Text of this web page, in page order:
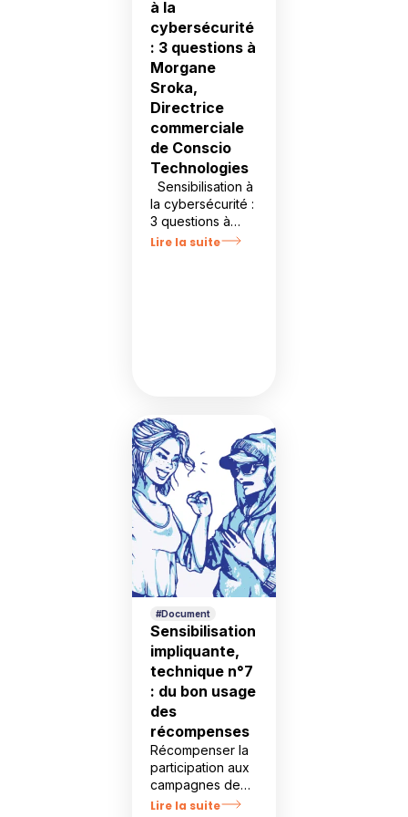
à la
cybersécurité
: 3 questions à
Morgane
Sroka,
Directrice
commerciale
de Conscio
Technologies
Sensibilisation à
la cybersécurité :
3 questions à
Morgane Sroka,
Lire la suite
#Document
Sensibilisation
impliquante,
technique n°7
: du bon usage
des
récompenses
Récompenser la
participation aux
campagnes de
sensibilisation
Lire la suite